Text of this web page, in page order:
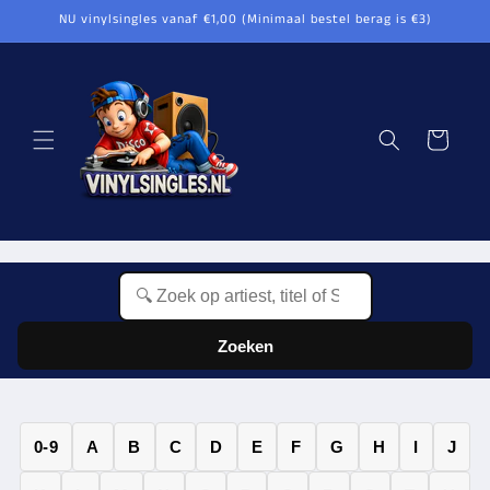
zum
Inhalt
NU vinylsingles vanaf €1,00 (Minimaal bestel berag is €3)
Warenkorb
Zoeken
0-9 A B C D E F G H I J